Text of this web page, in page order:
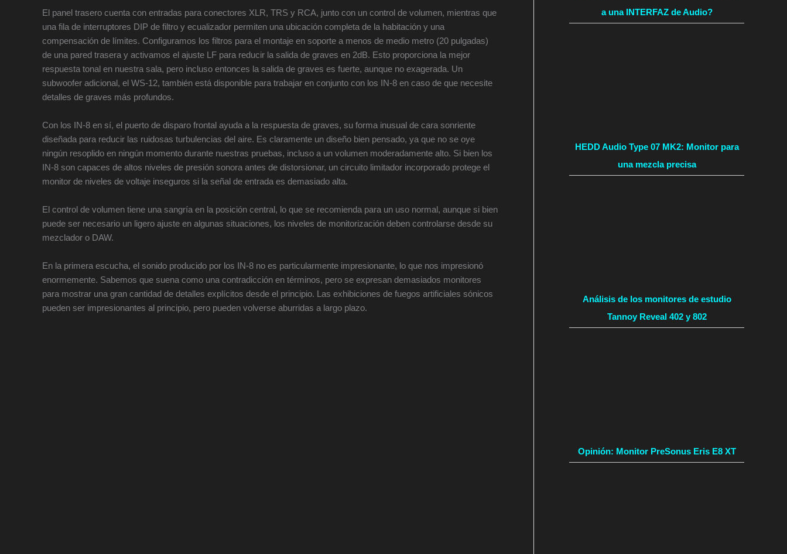
El panel trasero cuenta con entradas para conectores XLR, TRS y RCA, junto con un control de volumen, mientras que
una fila de interruptores DIP de filtro y ecualizador permiten una ubicación completa de la habitación y una
compensación de límites. Configuramos los filtros para el montaje en soporte a menos de medio metro (20 pulgadas)
de una pared trasera y activamos el ajuste LF para reducir la salida de graves en 2dB. Esto proporciona la mejor
respuesta tonal en nuestra sala, pero incluso entonces la salida de graves es fuerte, aunque no exagerada. Un
subwoofer adicional, el WS-12, también está disponible para trabajar en conjunto con los IN-8 en caso de que necesite
detalles de graves más profundos.
Con los IN-8 en sí, el puerto de disparo frontal ayuda a la respuesta de graves, su forma inusual de cara sonriente
diseñada para reducir las ruidosas turbulencias del aire. Es claramente un diseño bien pensado, ya que no se oye
ningún resoplido en ningún momento durante nuestras pruebas, incluso a un volumen moderadamente alto. Si bien los
IN-8 son capaces de altos niveles de presión sonora antes de distorsionar, un circuito limitador incorporado protege el
monitor de niveles de voltaje inseguros si la señal de entrada es demasiado alta.
El control de volumen tiene una sangría en la posición central, lo que se recomienda para un uso normal, aunque si bien
puede ser necesario un ligero ajuste en algunas situaciones, los niveles de monitorización deben controlarse desde su
mezclador o DAW.
En la primera escucha, el sonido producido por los IN-8 no es particularmente impresionante, lo que nos impresionó
enormemente. Sabemos que suena como una contradicción en términos, pero se expresan demasiados monitores
para mostrar una gran cantidad de detalles explícitos desde el principio. Las exhibiciones de fuegos artificiales sónicos
pueden ser impresionantes al principio, pero pueden volverse aburridas a largo plazo.
a una INTERFAZ de Audio?
HEDD Audio Type 07 MK2: Monitor para
una mezcla precisa
Análisis de los monitores de estudio
Tannoy Reveal 402 y 802
Opinión: Monitor PreSonus Eris E8 XT